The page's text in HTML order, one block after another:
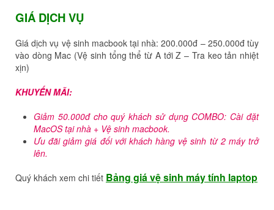
GIÁ DỊCH VỤ
Giá dịch vụ vệ sinh macbook tại nhà: 200.000đ – 250.000đ tùy
vào dòng Mac (Vệ sinh tổng thể từ A tới Z – Tra keo tản nhiệt
xịn)
KHUYẾN MÃI:
Giảm 50.000đ cho quý khách sử dụng COMBO: Cài đặt
MacOS tại nhà + Vệ sinh macbook.
Ưu đãi giảm giá đối với khách hàng vệ sinh từ 2 máy trở
lên.
Quý khách xem chi tiết Bảng giá vệ sinh máy tính laptop